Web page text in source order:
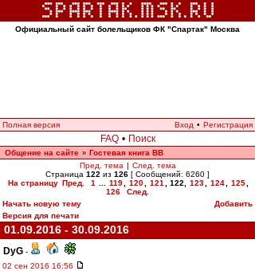
Официальный сайт болельщиков ФК "Спартак" Москва
Полная версия Вход • Регистрация
FAQ • Поиск
Общение на сайте » Гостевая книга ВВ
Пред. тема | След. тема
Страница 122 из 126 [ Сообщений: 6260 ]
На страницу Пред. 1 119 120 121 122 123 124 125
126
След.
Начать новую тему
Добавить
Версия для печати
01.09.2016 - 30.09.2016
DyG -
02 сен 2016 16:56